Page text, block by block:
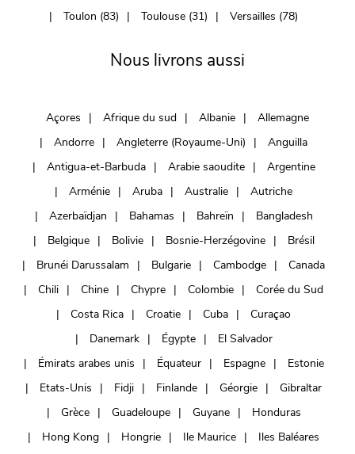
Toulon (83)
Toulouse (31) Versailles (78)
Nous livrons aussi
Açores Afrique du sud Albanie
Allemagne
Andorre
Angleterre (Royaume-Uni)
Anguilla
Antigua-et-Barbuda
Arabie saoudite
Argentine
Arménie
Aruba Australie
Autriche
Azerbaïdjan
Bahamas Bahreïn
Bangladesh
Belgique
Bolivie Bosnie-Herzégovine
Brésil
Brunéi Darussalam
Bulgarie Cambodge
Canada
Chili
Chine Chypre Colombie
Corée du Sud
Costa Rica
Croatie Cuba
Curaçao
Danemark
Égypte
El Salvador
Émirats arabes unis
Équateur Espagne
Estonie
Etats-Unis
Fidji Finlande Géorgie
Gibraltar
Grèce
Guadeloupe Guyane
Honduras
Hong Kong
Hongrie Ile Maurice
Iles Baléares